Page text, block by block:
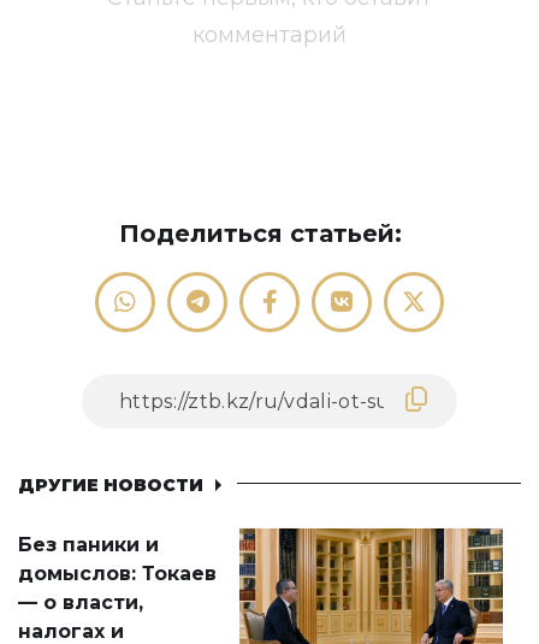
комментарий
Поделиться статьей:
ДРУГИЕ НОВОСТИ
Без паники и
домыслов: Токаев
— о власти,
налогах и